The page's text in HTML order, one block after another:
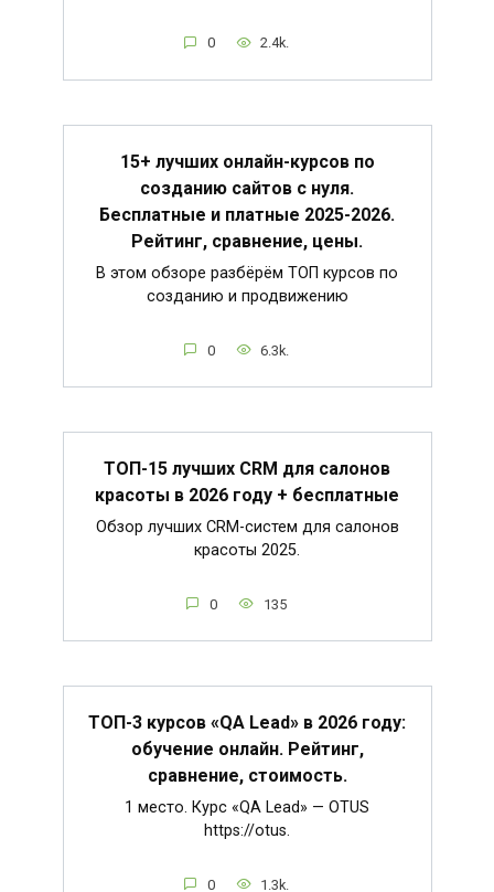
0 2.4k.
15+ лучших онлайн-курсов по
созданию сайтов с нуля.
Бесплатные и платные 2025-2026.
Рейтинг, сравнение, цены.
В этом обзоре разбёрём ТОП курсов по
созданию и продвижению
0 6.3k.
ТОП-15 лучших CRM для салонов
красоты в 2026 году + бесплатные
Обзор лучших CRM-систем для салонов
красоты 2025.
0 135
ТОП-3 курсов «QA Lead» в 2026 году:
обучение онлайн. Рейтинг,
сравнение, стоимость.
1 место. Курс «QA Lead» — OTUS
https://otus.
0 1.3k.